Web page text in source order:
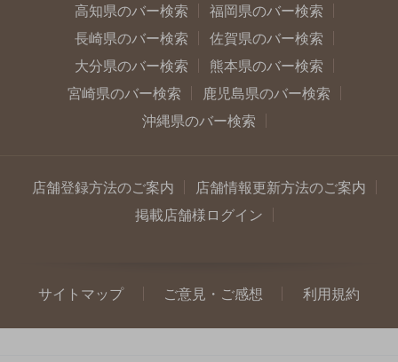
高知県のバー検索
福岡県のバー検索
長崎県のバー検索
佐賀県のバー検索
大分県のバー検索
熊本県のバー検索
宮崎県のバー検索
鹿児島県のバー検索
沖縄県のバー検索
店舗登録方法のご案内
店舗情報更新方法のご案内
掲載店舗様ログイン
サイトマップ ご意見・ご感想 利用規約